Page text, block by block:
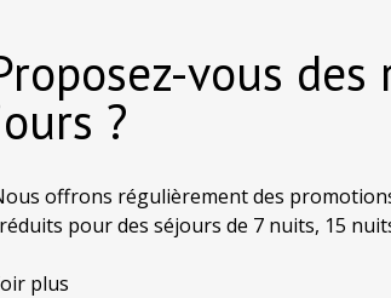
vous
?
offrons régulièrement des
pour des séjours de 7 nuits, 15
plus